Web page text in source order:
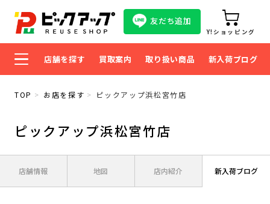
友だち追加
Y!ショッピング
店舗を探す 買取案内 取り扱い商品 新入荷ブログ
TOP お店を探す ピックアップ浜松宮竹店
ピックアップ浜松宮竹店
店舗情報 地図 店内紹介 新入荷ブログ